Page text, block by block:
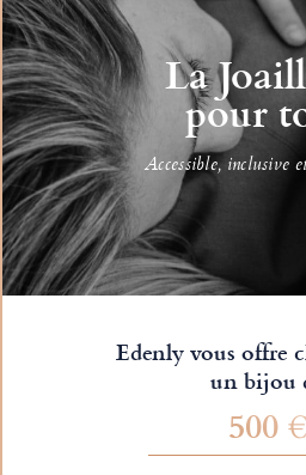
La
pour
Accessible, inclusive
Edenly vous offre
un bijou
500 €